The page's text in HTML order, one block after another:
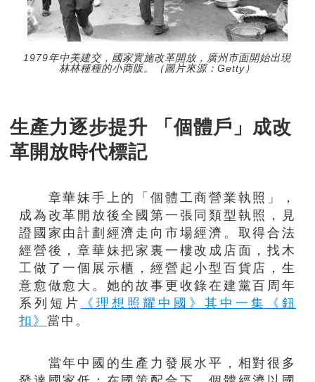
1979年中美建交，國家實施改革開放，廣州市面開始出現
林林種種的小商販。（圖片來源：Getty）
生產力逐步提升 「個體戶」成改
革開放時代標記
章華妹手上的「個體工商營業執照」，
成為改革開放後全國第一張同類型執照，見
證國家由計劃經濟走向市場經濟。取得合法
經營後，章華妹把家裏一樓改成店面，找木
工做了一個展示櫃，經營起小型百貨店，生
意愈做愈大。她的故事更收錄在建黨百周年
系列短片
《理想照耀中國》其中一集《鈕
扣》當中。
當年中國的生產力發展水平，相對很多